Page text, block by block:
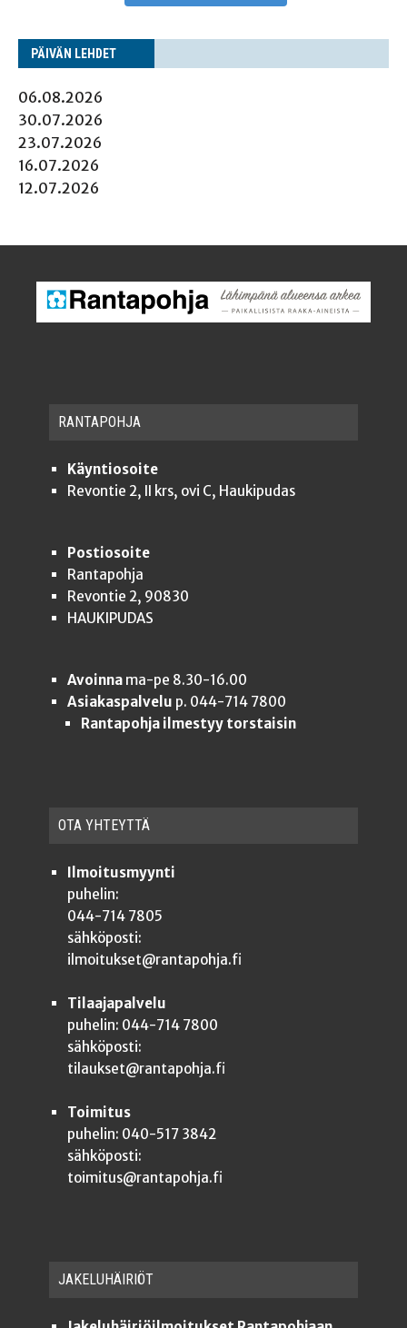
PÄI­VÄN LEHDET
06.08.2026
30.07.2026
23.07.2026
16.07.2026
12.07.2026
RAN­TA­POH­JA
Käyntiosoite
Revontie 2, II krs, ovi C, Haukipudas
Postiosoite
Rantapohja
Revontie 2, 90830
HAUKIPUDAS
Avoinnama-pe 8.30-16.00
Asiakaspalvelu p. 044-714 7800
Rantapohja ilmestyy torstaisin
OTA YHTEYT­TÄ
Ilmoitusmyynti
puhelin:
044-714 7805
sähköposti:
ilmoitukset@rantapohja.fi
Tilaajapalvelu
puhelin: 044-714 7800
sähköposti:
tilaukset@rantapohja.fi
Toimitus
puhelin: 040-517 3842
sähköposti:
toimitus@rantapohja.fi
JAKE­LU­HÄI­RIÖT